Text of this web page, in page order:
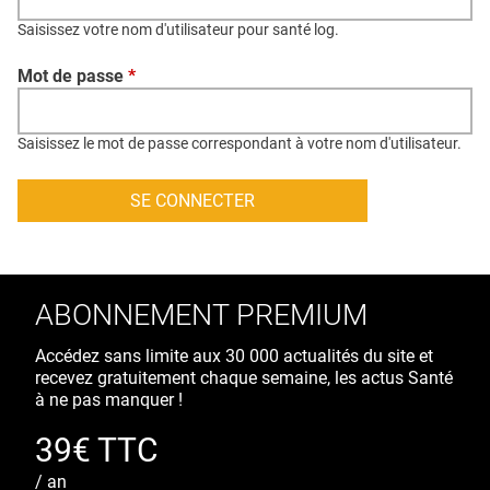
CONTACT
CRÉDITS
Saisissez votre nom d'utilisateur pour santé log.
Mot de passe *
Saisissez le mot de passe correspondant à votre nom d'utilisateur.
ABONNEMENT PREMIUM
Accédez sans limite aux 30 000 actualités du site et
recevez gratuitement chaque semaine, les actus Santé
à ne pas manquer !
39€ TTC
/ an